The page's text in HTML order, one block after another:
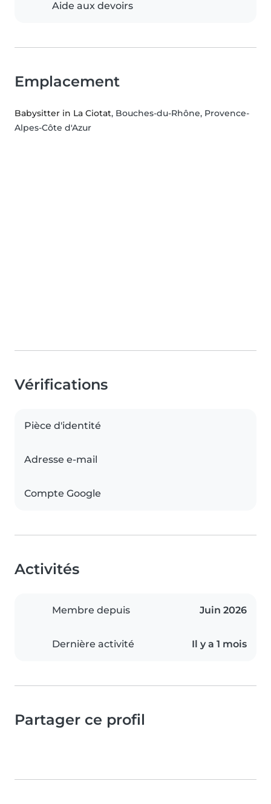
Aide aux devoirs
Emplacement
Babysitter in La Ciotat, Bouches-du-Rhône, Provence-
Alpes-Côte d'Azur
Vérifications
Pièce d'identité
Adresse e-mail
Compte Google
Activités
Membre depuis Juin 2026
Dernière activité Il y a 1 mois
Partager ce profil